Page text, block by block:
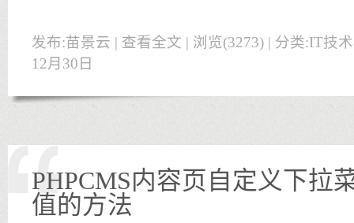
发布:苗景云 | 查看全文 | 浏览(3273) | 分类:IT技
12月30日
PHPCMS内容页自定义下拉
值的方法